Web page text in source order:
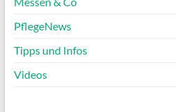
PflegeNews
Tipps und Infos
Videos